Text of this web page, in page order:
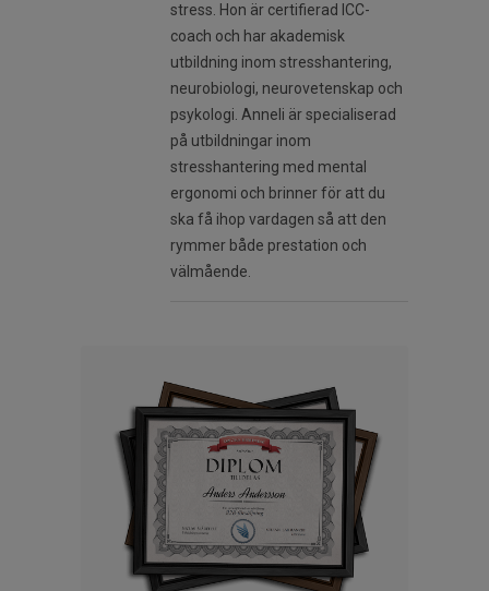
stress. Hon är certifierad ICC-
coach och har akademisk
utbildning inom stresshantering,
neurobiologi, neurovetenskap och
psykologi. Anneli är specialiserad
på utbildningar inom
stresshantering med mental
ergonomi och brinner för att du
ska få ihop vardagen så att den
rymmer både prestation och
välmående.